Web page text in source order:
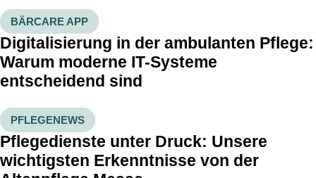
BÄRCARE APP
Digitalisierung in der ambulanten Pflege:
Warum moderne IT-Systeme
entscheidend sind
PFLEGENEWS
Pflegedienste unter Druck: Unsere
wichtigsten Erkenntnisse von der